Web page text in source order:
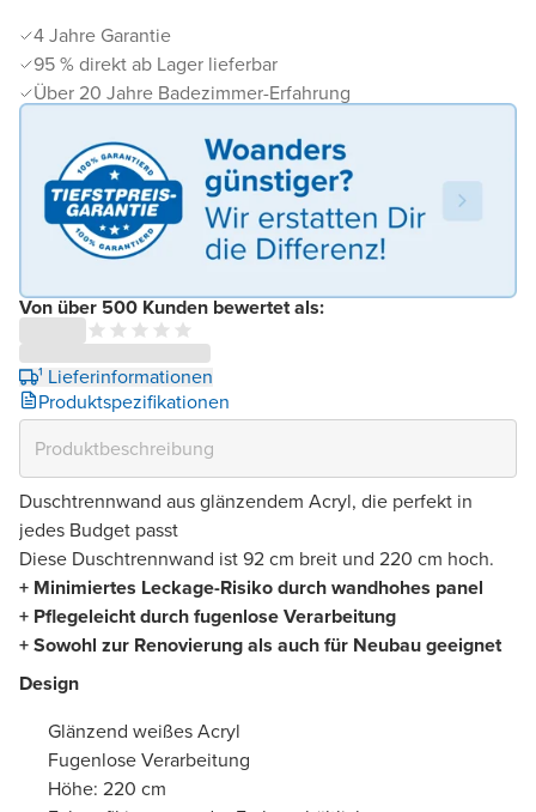
4 Jahre Garantie
95 % direkt ab Lager lieferbar
Über 20 Jahre Badezimmer-Erfahrung
Von über 500 Kunden bewertet als:
¹ Lieferinformationen
Produktspezifikationen
Duschtrennwand aus glänzendem Acryl, die perfekt in
jedes Budget passt
Diese Duschtrennwand ist 92 cm breit und 220 cm hoch.
+ Minimiertes Leckage-Risiko durch wandhohes panel
+ Pflegeleicht durch fugenlose Verarbeitung
+ Sowohl zur Renovierung als auch für Neubau geeignet
Design
Glänzend weißes Acryl
Fugenlose Verarbeitung
Höhe: 220 cm